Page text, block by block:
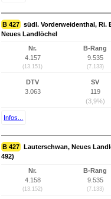
B 427 südl. Vorderweidenthal, Ri.
Neues Landlöchel
Nr.
4.157
(13.151)
B-Rang
9.535
(7.133)
DTV
3.063
SV
119
(3,9%)
Infos...
B 427 Lauterschwan, Neues
492)
Nr.
4.158
(13.152)
B-Rang
9.535
(7.133)